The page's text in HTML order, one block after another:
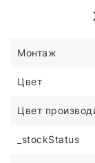
Монтаж
Цвет
Цвет
_stockStatus